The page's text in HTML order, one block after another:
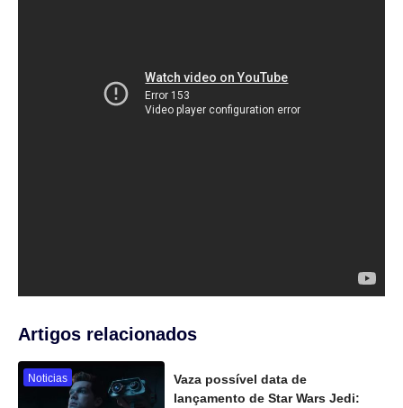
Artigos relacionados
Noticias
Vaza possível data de
lançamento de Star Wars Jedi: